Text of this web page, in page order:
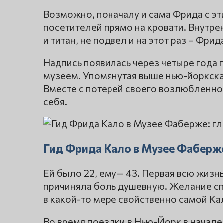
Возможно, поначалу и сама Фрида с
посетителей прямо на кровати.
и титан, не подвел и на этот раз –
Надпись появилась через четыре
музеем. Упомянутая выше нью-
Вместе с потерей своего
себя.
Гид Фрида Кало в Музее
Ей было 22, ему— 43. Первая всю
причиняла боль душевную. Желание
в какой-то мере свойственно самой